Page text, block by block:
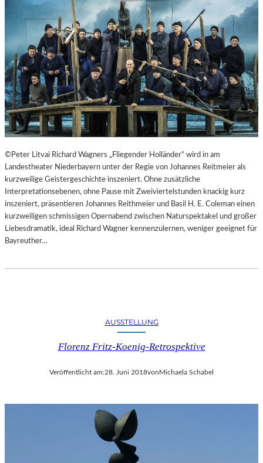
©Peter Litvai Richard Wagners „Fliegender Holländer“ wird in am
Landestheater Niederbayern unter der Regie von Johannes Reitmeier als
kurzweilige Geistergeschichte inszeniert. Ohne zusätzliche
Interpretationsebenen, ohne Pause mit Zweiviertelstunden knackig kurz
inszeniert, präsentieren Johannes Reithmeier und Basil H. E. Coleman einen
kurzweiligen schmissigen Opernabend zwischen Naturspektakel und großer
Liebesdramatik, ideal Richard Wagner kennenzulernen, weniger geeignet für
Bayreuther…
AUSSTELLUNG
Florenz Fritz-Koenig-Retrospektive
Veröffentlicht am:28. Juni 2018von Michaela Schabel